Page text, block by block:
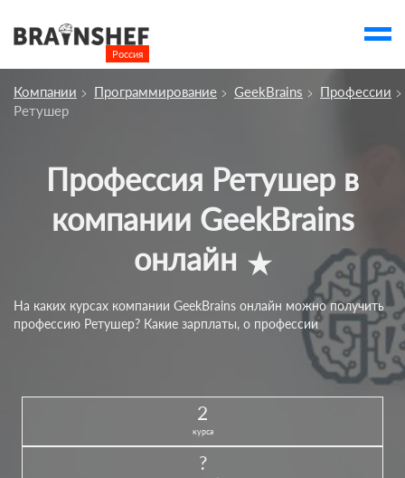
Россия
account_balance Выбор компании
Курсы
Профессии
Контакты
Вузы
Компании Программирование GeekBrains
Профессии
Ретушер
Профессия Ретушер в
компании GeekBrains
онлайн star_rate
На каких курсах компании GeekBrains онлайн можно получить
профессию Ретушер? Какие зарплаты, о профессии
2
курса
?